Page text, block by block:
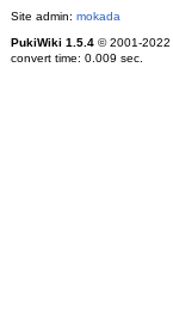
Site admin: mokada
PukiWiki 1.5.4© 2001-2022
convert time: 0.009 sec.